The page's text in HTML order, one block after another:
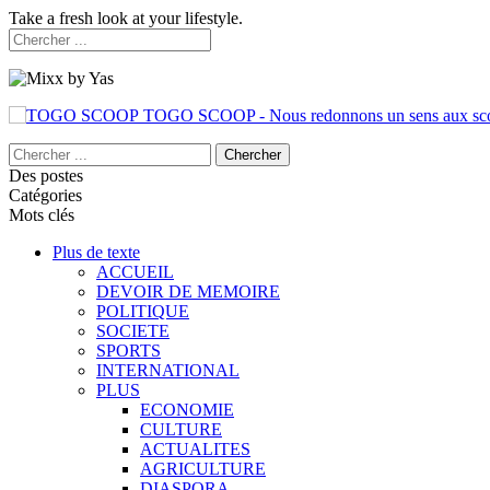
Take a fresh look at your lifestyle.
TOGO SCOOP - Nous redonnons un sens aux
Des postes
Catégories
Mots clés
Plus de texte
ACCUEIL
DEVOIR DE MEMOIRE
POLITIQUE
SOCIETE
SPORTS
INTERNATIONAL
PLUS
ECONOMIE
CULTURE
ACTUALITES
AGRICULTURE